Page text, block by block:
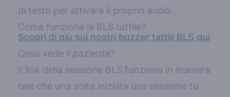
di testo per attivare il proprio audio.
Come funziona la BLS tattile?
Scopri di più sui nostri buzzer tattili BLS qui
Cosa vede il paziente?
Il link della sessione BLS funziona in maniera
tale che una volta iniziata una sessione tu